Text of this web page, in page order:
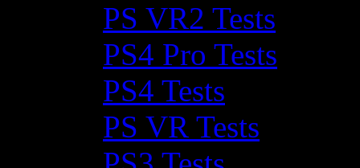
PS VR2 Tests
PS4 Pro Tests
PS4 Tests
PS VR Tests